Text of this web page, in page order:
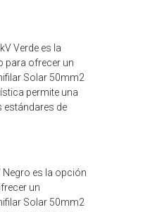
Verde es la
para ofrecer un
Solar 50mm2
permite una
estándares de
Negro es la opción
un
Solar 50mm2